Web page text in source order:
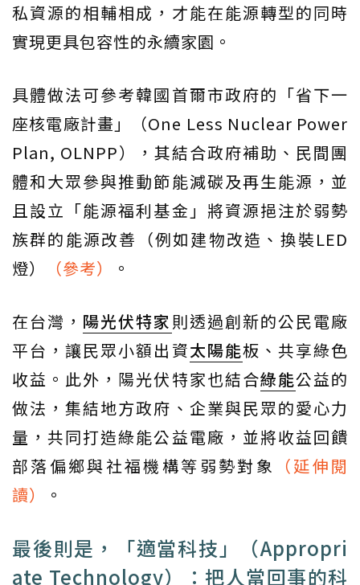
私資源的相輔相成，才能在能源轉型的同時
實現更具包容性的永續家園。
具體做法可參考韓國首爾市政府的「省下一
座核電廠計畫」（One Less Nuclear Power
Plan, OLNPP），其結合政府補助、民間團
體和大眾參與推動節能減碳及再生能源，並
且設立「能源福利基金」將資源挹注於弱勢
族群的能源改善（例如建物改造、換裝LED
燈）
（參考） 。
在台灣， 陽光伏特家 則透過創新的公民電廠
平台，讓民眾小額出資太陽能板、共享綠色
收益。此外，陽光伏特家也結合綠能公益的
做法，集結地方政府、企業與民眾的愛心力
量，共同打造綠能公益電廠，並將收益回饋
部落偏鄉與社福機構等弱勢對象
（延伸閱
讀）
。
最後則是，「適當科技」（Appropri
ate Technology）：把人當回事的科